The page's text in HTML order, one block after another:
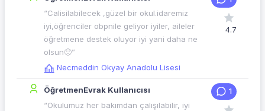
“Calisilabilecek ,güzel bir okul.idaremiz
iyi,öğrenciler obpnile geliyor iyiler, aileler
öğretmene destek oluyor iyi yani daha ne
olsun🙂”
Necmeddin Okyay Anadolu Lisesi
4.7
ÖğretmenEvrak Kullanıcısı
“Okulumuz her bakımdan çalışılabilir, iyi
1